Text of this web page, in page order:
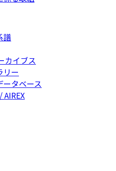
譜
カイブス
リー
タベース
AIREX